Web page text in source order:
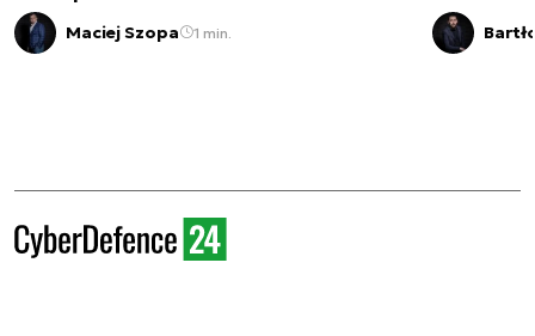
Maciej Szopa 1 min.